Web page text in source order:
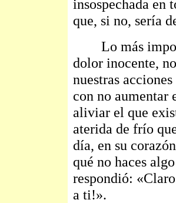
insospechada en
que, si no, sería
Lo más
dolor inocente,
nuestras
con no aumentar
aliviar el que
aterida de frío
día, en su
qué no haces
respondió:
a ti!».